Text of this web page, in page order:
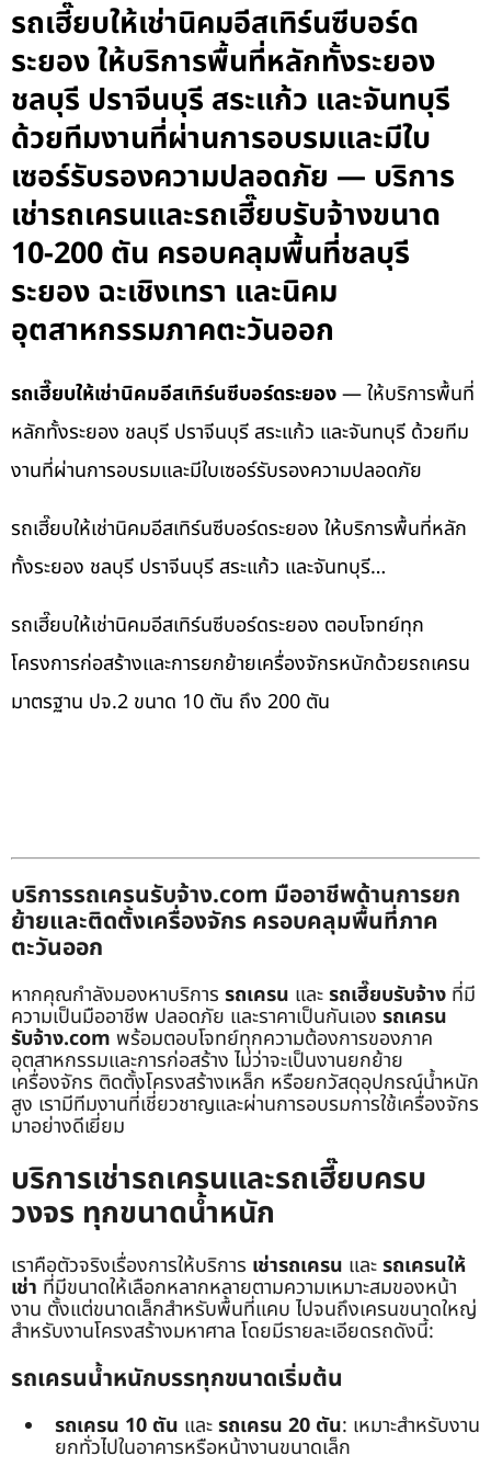
รถเฮี๊ยบให้เช่านิคมอีสเทิร์นซีบอร์ด
ระยอง ให้บริการพื้นที่หลักทั้งระยอง
ชลบุรี ปราจีนบุรี สระแก้ว และจันทบุรี
ด้วยทีมงานที่ผ่านการอบรมและมีใบ
เซอร์รับรองความปลอดภัย — บริการ
เช่ารถเครนและรถเฮี๊ยบรับจ้างขนาด
10-200 ตัน ครอบคลุมพื้นที่ชลบุรี
ระยอง ฉะเชิงเทรา และนิคม
อุตสาหกรรมภาคตะวันออก
รถเฮี๊ยบให้เช่านิคมอีสเทิร์นซีบอร์ดระยอง— ให้บริการพื้นที่
หลักทั้งระยอง ชลบุรี ปราจีนบุรี สระแก้ว และจันทบุรี ด้วยทีม
งานที่ผ่านการอบรมและมีใบเซอร์รับรองความปลอดภัย
รถเฮี๊ยบให้เช่านิคมอีสเทิร์นซีบอร์ดระยอง ให้บริการพื้นที่หลัก
ทั้งระยอง ชลบุรี ปราจีนบุรี สระแก้ว และจันทบุรี…
รถเฮี๊ยบให้เช่านิคมอีสเทิร์นซีบอร์ดระยอง ตอบโจทย์ทุก
โครงการก่อสร้างและการยกย้ายเครื่องจักรหนักด้วยรถเครน
มาตรฐาน ปจ.2 ขนาด 10 ตัน ถึง 200 ตัน
บริการรถเครนรับจ้าง.com มืออาชีพด้านการยก
ย้ายและติดตั้งเครื่องจักร ครอบคลุมพื้นที่ภาค
ตะวันออก
หากคุณกำลังมองหาบริการ รถเครน และรถเฮี๊ยบรับจ้าง ที่มี
ความเป็นมืออาชีพ ปลอดภัย และราคาเป็นกันเอง รถเครน
รับจ้าง.com พร้อมตอบโจทย์ทุกความต้องการของภาค
อุตสาหกรรมและการก่อสร้าง ไม่ว่าจะเป็นงานยกย้าย
เครื่องจักร ติดตั้งโครงสร้างเหล็ก หรือยกวัสดุอุปกรณ์น้ำหนัก
สูง เรามีทีมงานที่เชี่ยวชาญและผ่านการอบรมการใช้เครื่องจักร
มาอย่างดีเยี่ยม
บริการเช่ารถเครนและรถเฮี๊ยบครบ
วงจร ทุกขนาดน้ำหนัก
เราคือตัวจริงเรื่องการให้บริการ เช่ารถเครน และรถเครนให้
เช่า ที่มีขนาดให้เลือกหลากหลายตามความเหมาะสมของหน้า
งาน ตั้งแต่ขนาดเล็กสำหรับพื้นที่แคบ ไปจนถึงเครนขนาดใหญ่
สำหรับงานโครงสร้างมหาศาล โดยมีรายละเอียดรถดังนี้:
รถเครนน้ำหนักบรรทุกขนาดเริ่มต้น
รถเครน 10 ตัน และรถเครน 20 ตัน: เหมาะสำหรับงาน
ยกทั่วไปในอาคารหรือหน้างานขนาดเล็ก